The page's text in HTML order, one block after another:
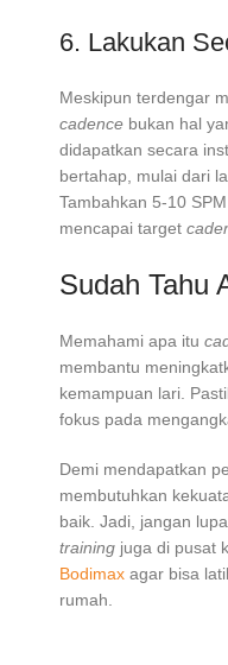
6. Lakukan
Meskipun terdengar
cadence bukan hal
didapatkan secara
bertahap, mulai dari
Tambahkan 5-10
mencapai target
Sudah Tahu
Memahami apa itu
membantu
kemampuan lari.
fokus pada
Demi mendapatkan
membutuhkan
baik. Jadi, jangan
training juga di pusat
Bodimax agar bisa
rumah.